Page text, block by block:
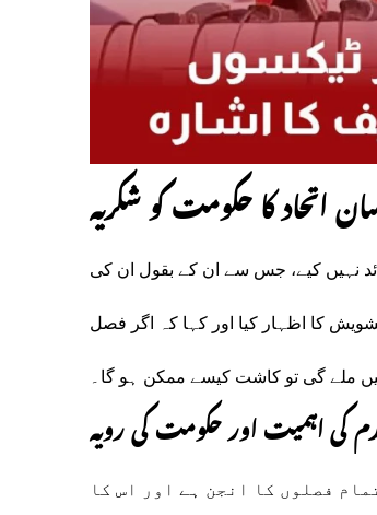
اتحاد کا حکومت کو شکریہ
نہیں کیے، جس سے ان کے بقول ان کی
کا اظہار کیا اور کہا کہ اگر فصل
ملے گی تو کاشت کیسے ممکن ہو گا۔
کی اہمیت اور حکومت کی رویہ
فصلوں کا انجن ہے اور اس کا